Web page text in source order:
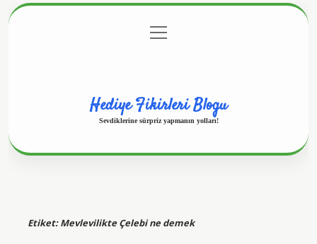
Gizlilik Politikası
menüyü
aç
Hediye Fikirleri Blogu
Sevdiklerine sürpriz yapmanın yolları!
Etiket:Mevlevilikte Çelebi ne demek